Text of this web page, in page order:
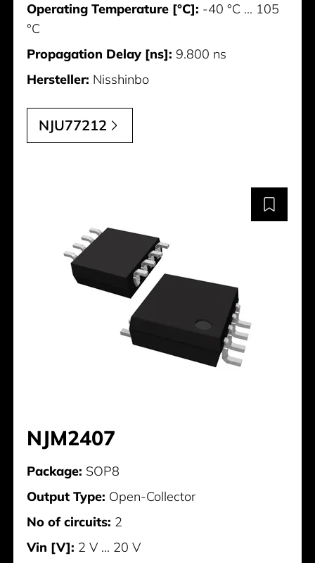
Operating Temperature [°C]: -40 °C ... 105
°C
Propagation Delay [ns]: 9.800 ns
Hersteller: Nisshinbo
NJU77212
NJM2407
Package: SOP8
Output Type: Open-Collector
No of circuits: 2
Vin [V]: 2 V ... 20 V